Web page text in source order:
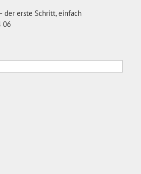
der erste Schritt, einfach
06